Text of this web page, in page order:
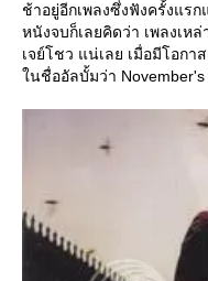
ช้าอยู่อีกเพลงซึ่งฟังครั้งแร
หนังจบก็เลยคิดว่า เพลงเห
เจย์โชว แน่เลย เมื่อมีโอกา
นชื่ออัลบั้มว่า November's